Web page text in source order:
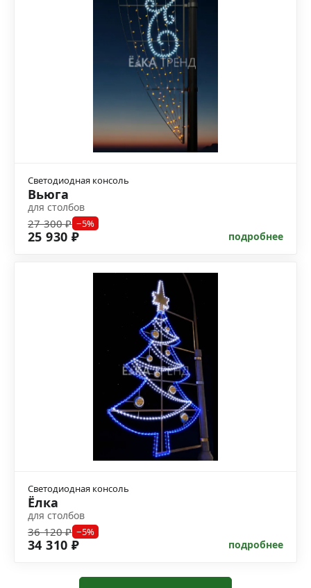
Светодиодная консоль
Вьюга
для столбов
27 300 ₽ −5%
25 930 ₽ подробнее
Светодиодная консоль
Ёлка
для столбов
36 120 ₽ −5%
34 310 ₽ подробнее